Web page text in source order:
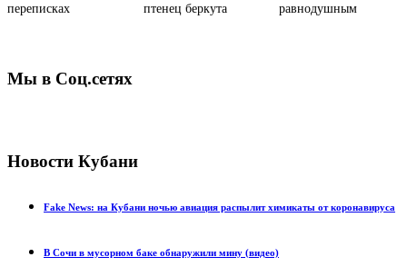
переписках
птенец беркута
равнодушным
Мы в Соц.сетях
Новости Кубани
Fake News: на Кубани ночью авиация распылит химикаты от коронавируса
В Сочи в мусорном баке обнаружили мину (видео)